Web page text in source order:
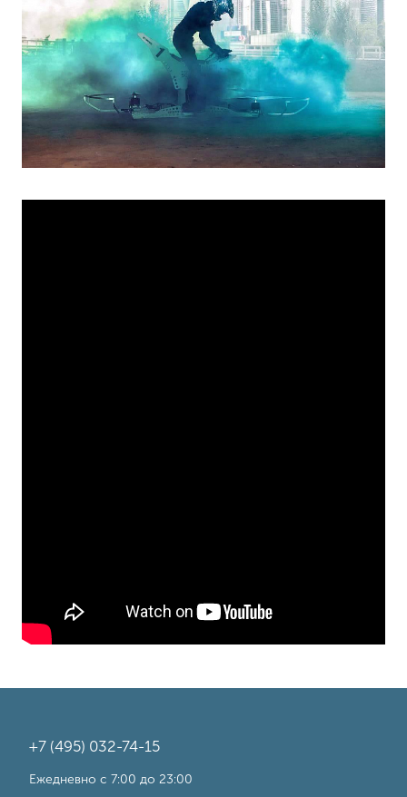
+7 (495) 032-74-15
Ежедневно с 7:00 до 23:00